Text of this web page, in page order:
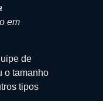
em
de
o tamanho
tipos